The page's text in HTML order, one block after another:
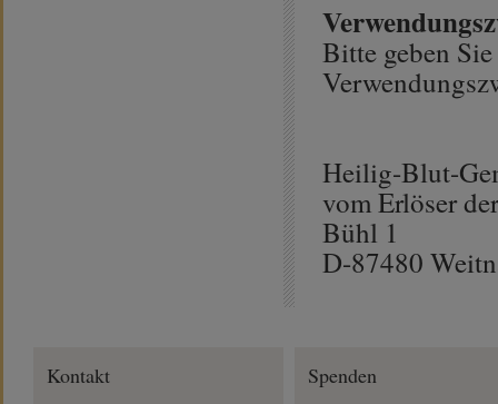
Bitte geben
Heilig-Blut-
vom Erlöser
Bühl 1
D-87480
Kontakt Spenden